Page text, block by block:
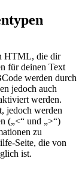
HTML, die dir
für deinen Text
werden durch
jedoch auch
werden.
jedoch werden
(„<“ und „>“)
zu
Seite, die von
ist.